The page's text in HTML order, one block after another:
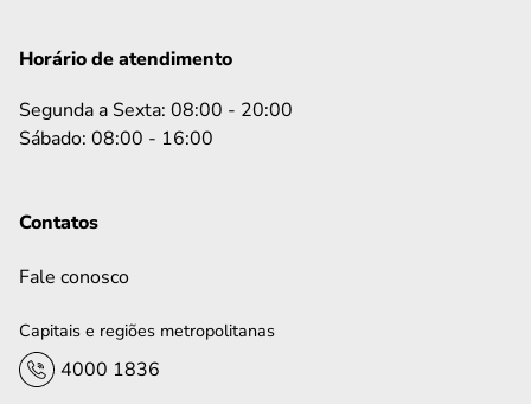
Horário de atendimento
Segunda a Sexta: 08:00 - 20:00
Sábado: 08:00 - 16:00
Contatos
Fale conosco
Capitais e regiões metropolitanas
4000 1836